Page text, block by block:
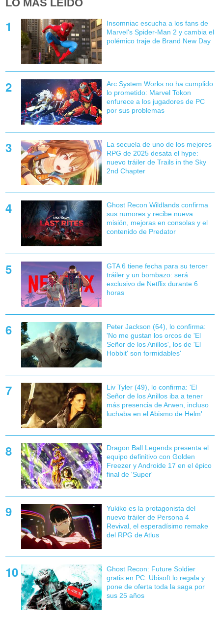
LO MÁS LEÍDO
Insomniac escucha a los fans de
Marvel's Spider-Man 2 y cambia el
polémico traje de Brand New Day
Arc System Works no ha cumplido
lo prometido: Marvel Tokon
enfurece a los jugadores de PC
por sus problemas
La secuela de uno de los mejores
RPG de 2025 desata el hype:
nuevo tráiler de Trails in the Sky
2nd Chapter
Ghost Recon Wildlands confirma
sus rumores y recibe nueva
misión, mejoras en consolas y el
contenido de Predator
GTA 6 tiene fecha para su tercer
tráiler y un bombazo: será
exclusivo de Netflix durante 6
horas
Peter Jackson (64), lo confirma:
'No me gustan los orcos de 'El
Señor de los Anillos', los de 'El
Hobbit' son formidables'
Liv Tyler (49), lo confirma: 'El
Señor de los Anillos iba a tener
más presencia de Arwen, incluso
luchaba en el Abismo de Helm'
Dragon Ball Legends presenta el
equipo definitivo con Golden
Freezer y Androide 17 en el épico
final de 'Super'
Yukiko es la protagonista del
nuevo tráiler de Persona 4
Revival, el esperadísimo remake
del RPG de Atlus
Ghost Recon: Future Soldier
gratis en PC: Ubisoft lo regala y
pone de oferta toda la saga por
sus 25 años